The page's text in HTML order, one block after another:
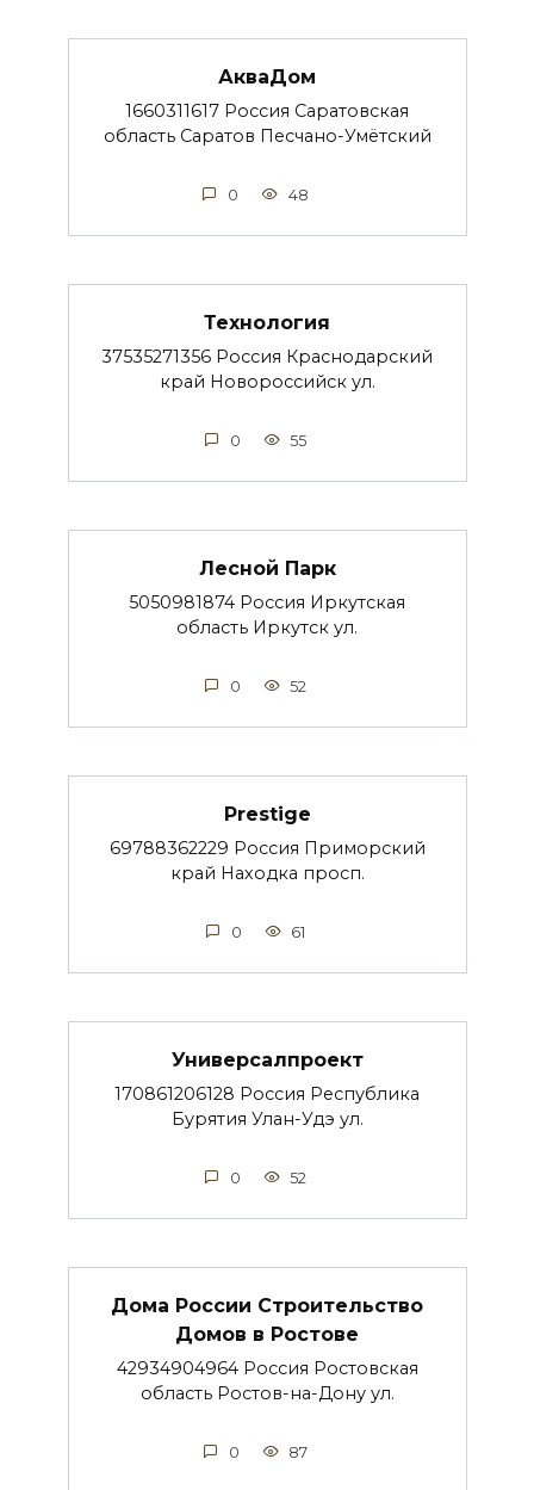
АкваДом
1660311617 Россия Саратовская
область Саратов Песчано-Умётский
0 48
Технология
37535271356 Россия Краснодарский
край Новороссийск ул.
0 55
Лесной Парк
5050981874 Россия Иркутская
область Иркутск ул.
0 52
Prestige
69788362229 Россия Приморский
край Находка просп.
0 61
Универсалпроект
170861206128 Россия Республика
Бурятия Улан-Удэ ул.
0 52
Дома России Строительство
Домов в Ростове
42934904964 Россия Ростовская
область Ростов-на-Дону ул.
0 87